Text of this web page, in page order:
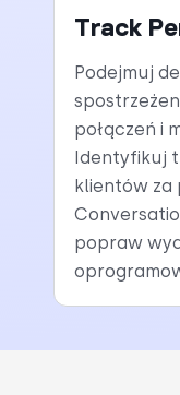
Track
Podejmuj
połączeń i
Identyfikuj
klientów za
popraw